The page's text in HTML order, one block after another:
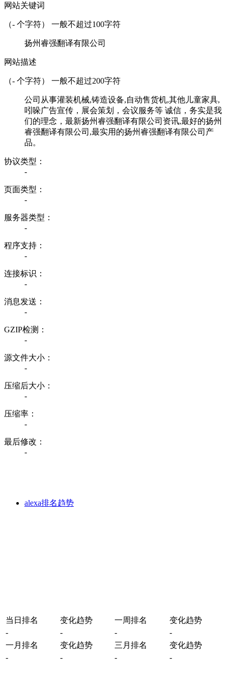
网站关键词
（- 个字符） 一般不超过100字符
扬州睿强翻译有限公司
网站描述
（- 个字符） 一般不超过200字符
公司从事灌装机械,铸造设备,自动售货机,其他儿童家具,
吲哚广告宣传，展会策划，会议服务等 诚信，务实是我
们的理念，最新扬州睿强翻译有限公司资讯,最好的扬州
睿强翻译有限公司,最实用的扬州睿强翻译有限公司产
品。
协议类型：
-
页面类型：
-
服务器类型：
-
程序支持：
-
连接标识：
-
消息发送：
-
GZIP检测：
-
源文件大小：
-
压缩后大小：
-
压缩率：
-
最后修改：
-
alexa排名趋势
当日排名 变化趋势 一周排名
变化趋势
-
- -
-
一月排名
变化趋势 三月排名
变化趋势
-
- - -